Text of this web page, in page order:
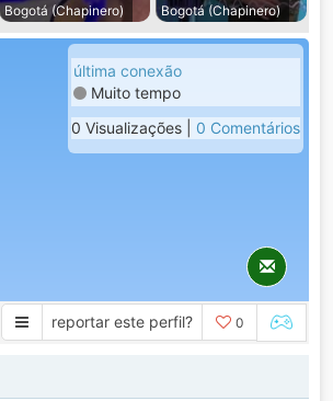
Bogotá (Chapinero)
Bogotá (Chapinero)
última conexão
Muito tempo
0 Visualizações | 0 Comentários
reportar este perfil? 0